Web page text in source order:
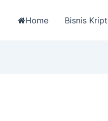
Home Bisnis